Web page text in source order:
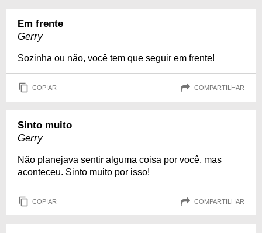
Em frente
Gerry
Sozinha ou não, você tem que seguir em frente!
COPIAR COMPARTILHAR
Sinto muito
Gerry
Não planejava sentir alguma coisa por você, mas
aconteceu. Sinto muito por isso!
COPIAR COMPARTILHAR